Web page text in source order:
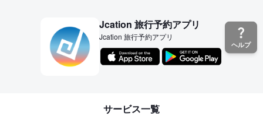
ヘルプ
Jcation 旅行予約アプリ
Jcation 旅行予約アプリ
サービス一覧